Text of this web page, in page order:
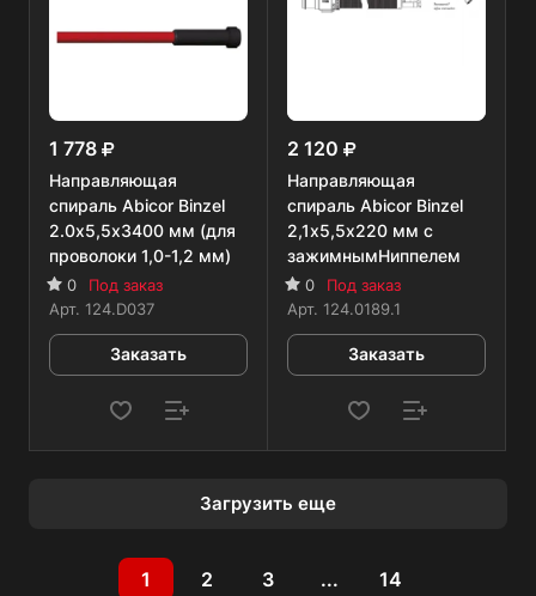
1 778
Направляющая
спираль Abicor Binzel
2.0х5,5х3400 мм (для
проволоки 1,0-1,2 мм)
0
Под заказ
Арт. 124.D037
Заказать
2 120
Направляющая
спираль Abicor Binzel
2,1х5,5х220 мм с
зажимнымНиппелем
0
Под заказ
Арт. 124.0189.1
Заказать
Загрузить еще
1 2 3 ... 14